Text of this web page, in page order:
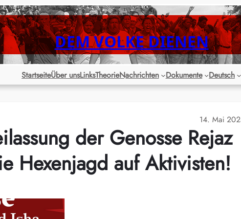
DEM VOLKE DIENEN
StartseiteÜber unsLinksTheorieNachrichten Dokumente Deutsch
14. Mai
der Genosse Rejaz
Hexenjagd auf Aktivisten!